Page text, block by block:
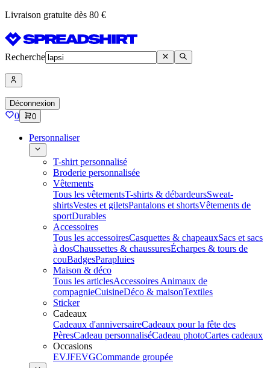
Livraison gratuite dès 80 €
Recherche
Déconnexion
0 0
Personnaliser
T-shirt personnalisé
Broderie personnalisée
Vêtements
Tous les vêtementsT-shirts & débardeursSweat-
shirtsVestes et giletsPantalons et shortsVêtements de
sportDurables
Accessoires
Tous les accessoiresCasquettes & chapeauxSacs et sacs
à dosChaussettes & chaussuresÉcharpes & tours de
couBadgesParapluies
Maison & déco
Tous les articlesAccessoires Animaux de
compagnieCuisineDéco & maisonTextiles
Sticker
Cadeaux
Cadeaux d'anniversaireCadeaux pour la fête des
PèresCadeau personnaliséCadeau photoCartes cadeaux
Occasions
EVJFEVGCommande groupée